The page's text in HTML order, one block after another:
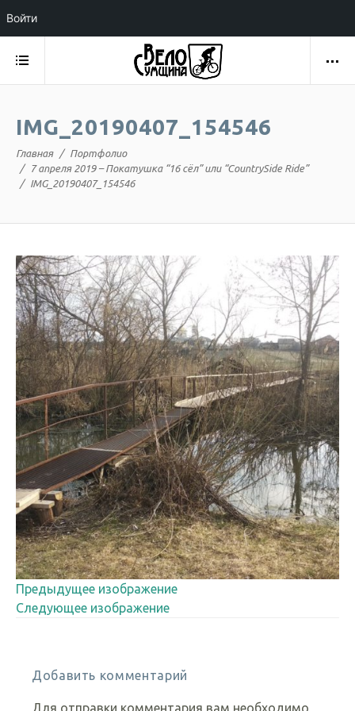
IMG_20190407_154546
Главная
Портфолио
7 апреля 2019 – Покатушка “16 сёл” или “CountrySide Ride”
IMG_20190407_154546
Предыдущее изображение
Следующее изображение
Добавить комментарий
Для отправки комментария вам необходимо
Войти